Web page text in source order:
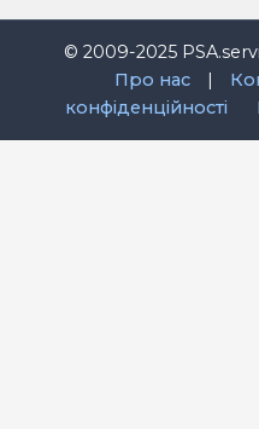
© 2009-2025
Про нас
|
конфіденційності